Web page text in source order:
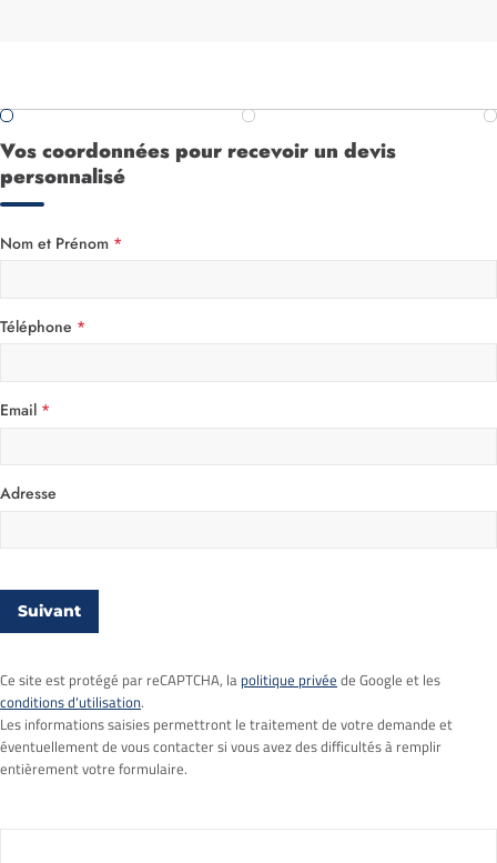
Vos coordonnées pour recevoir un devis
personnalisé
Nom et Prénom *
Téléphone *
Email *
Adresse
Suivant
Ce site est protégé par reCAPTCHA, la politique privée de Google et les
conditions d'utilisation.
Les informations saisies permettront le traitement de votre demande et
éventuellement de vous contacter si vous avez des difficultés à remplir
entièrement votre formulaire.